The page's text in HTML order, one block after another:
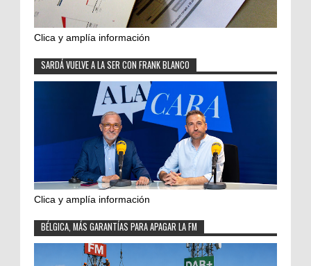
Clica y amplía información
SARDÁ VUELVE A LA SER CON FRANK BLANCO
Clica y amplía información
BÉLGICA, MÁS GARANTÍAS PARA APAGAR LA FM